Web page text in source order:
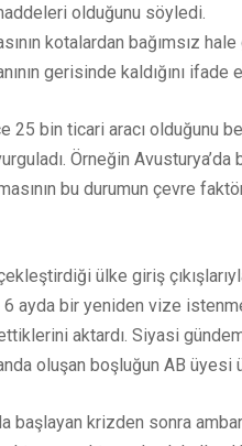
olduğunu söyledi.
kotalardan bağımsız
gerisinde kaldığını ifade
bin ticari aracı olduğunu
Örneğin
bu durumun çevre
ülke giriş
ayda bir yeniden vize
aktardı. Siyasi
oluşan boşluğun AB
başlayan krizden sonra